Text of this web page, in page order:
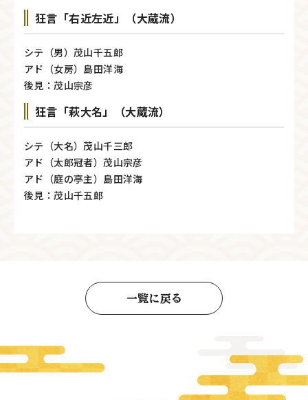
狂言「右近左近」（大蔵流）
シテ（男）茂山千五郎
アド（女房）島田洋海
後見：茂山宗彦
狂言「萩大名」（大蔵流）
シテ（大名）茂山千三郎
アド（太郎冠者）茂山宗彦
アド（庭の亭主）島田洋海
後見：茂山千五郎
一覧に戻る